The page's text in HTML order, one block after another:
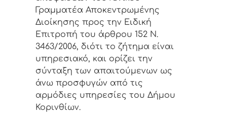
Γραμματέα Αποκεντρωμένης
Διοίκησης προς την Ειδική
Επιτροπή του άρθρου 152 Ν.
3463/2006, διότι το ζήτημα είναι
υπηρεσιακό, και ορίζει την
σύνταξη των απαιτούμενων ως
άνω προσφυγών από τις
αρμόδιες υπηρεσίες του Δήμου
Κορινθίων.